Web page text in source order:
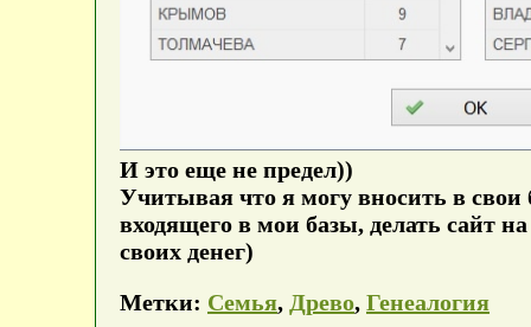
И это еще не предел))
Учитывая что я могу вносить в свои
входящего в мои базы, делать сайт
своих денег)
Метки: Семья, Древо, Генеалогия